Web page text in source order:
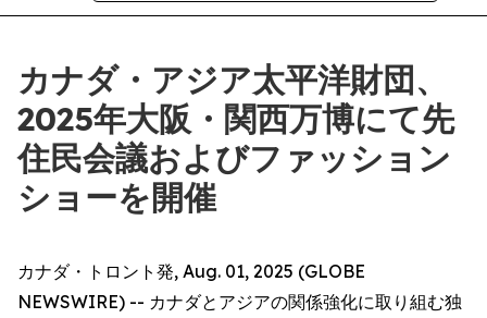
カナダ・アジア太平洋財団、
2025年大阪・関西万博にて先
住民会議およびファッション
ショーを開催
カナダ・トロント発, Aug. 01, 2025 (GLOBE
NEWSWIRE) -- カナダとアジアの関係強化に取り組む独